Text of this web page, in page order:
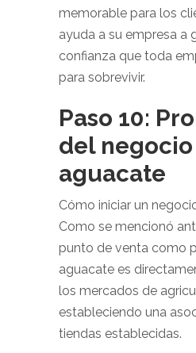
memorable para los
ayuda a su empresa a
confianza que toda
para sobrevivir.
Paso 10:
del
aguacate
Cómo iniciar un
Como se mencionó
punto de venta como
aguacate es
los mercados de
estableciendo una
tiendas establecidas.